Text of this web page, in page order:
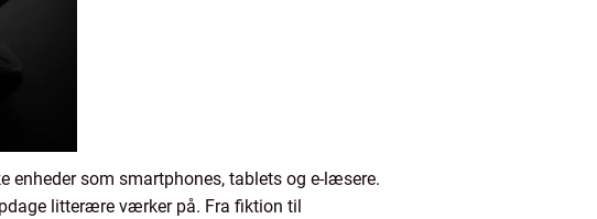
enheder som smartphones, tablets og e-læsere.
litterære værker på. Fra fiktion til